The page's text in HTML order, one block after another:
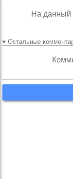
На данный
▾ Остальные